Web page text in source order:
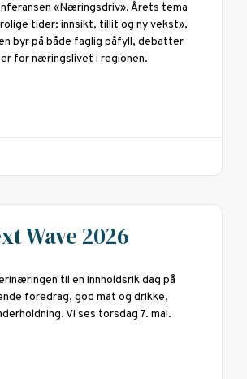
«Næringsdriv». Årets tema
tider: innsikt, tillit og ny vekst»,
byr på både faglig påfyll, debatter
for næringslivet i regionen.
Wave 2026
til en innholdsrik dag på
foredrag, god mat og drikke,
Vi ses torsdag 7. mai.